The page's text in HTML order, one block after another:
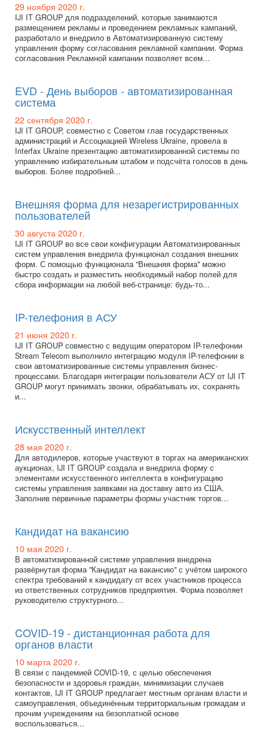
29 ноября 2020 г.
IJI IT GROUP для подразделений, которые занимаются
размещением рекламы и проведением рекламных кампаний,
разработало и внедрило в Автоматизированную систему
управления форму согласования рекламной кампании. Форма
согласования Рекламной кампании позволяет всем...
EVD - День выборов - автоматизированная
система
22 сентября 2020 г.
IJI IT GROUP, совместно с Советом глав государственных
администраций и Ассоциацией Wireless Ukraine, провела в
Interfax Ukraine презентацию автоматизированной системы по
управлению избирательным штабом и подсчёта голосов в день
выборов. Более подробней...
Внешняя форма для незарегистрированных
пользователей
30 августа 2020 г.
IJI IT GROUP во все свои конфигурации Автоматизированных
систем управления внедрила функционал создания внешних
форм. С помощью функционала "Внешняя форма" можно
быстро создать и разместить необходимый набор полей для
сбора информации на любой веб-странице: будь-то...
IP-телефония в АСУ
21 июня 2020 г.
IJI IT GROUP совместно с ведущим оператором IP-телефонии
Stream Telecom выполнило интеграцию модуля IP-телефонии в
свои автоматизированные системы управления бизнес-
процессами. Благодаря интеграции пользователи АСУ от IJI IT
GROUP могут принимать звонки, обрабатывать их, сохранять
и...
Искусственный интеллект
28 мая 2020 г.
Для автодилеров, которые участвуют в торгах на американских
аукционах, IJI IT GROUP создала и внедрила форму с
элементами искусственного интеллекта в конфигурацию
системы управления заявками на доставку авто из США.
Заполнив первичные параметры формы участник торгов...
Кандидат на вакансию
10 мая 2020 г.
В автоматизированной системе управления внедрена
развёрнутая форма "Кандидат на вакансию" с учётом широкого
спектра требований к кандидату от всех участников процесса
из ответственных сотрудников предприятия. Форма позволяет
руководителю структурного...
COVID-19 - дистанционная работа для
органов власти
10 марта 2020 г.
В связи с пандемией COVID-19, с целью обеспечения
безопасности и здоровья граждан, минимизации случаев
контактов, IJI IT GROUP предлагает местным органам власти и
самоуправления, объединённым территориальным громадам и
прочим учреждениям на безоплатной основе
воспользоваться...